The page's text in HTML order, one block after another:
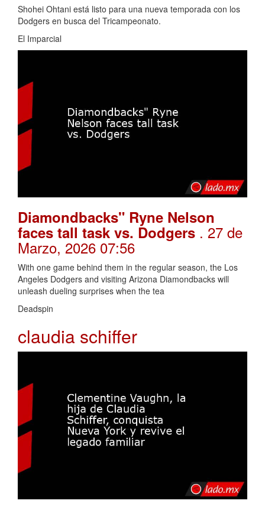
Shohei Ohtani está listo para una nueva temporada con los
Dodgers en busca del Tricampeonato.
El Imparcial
Diamondbacks" Ryne Nelson
faces tall task vs. Dodgers . 27 de
Marzo, 2026 07:56
With one game behind them in the regular season, the Los
Angeles Dodgers and visiting Arizona Diamondbacks will
unleash dueling surprises when the tea
Deadspin
claudia schiffer